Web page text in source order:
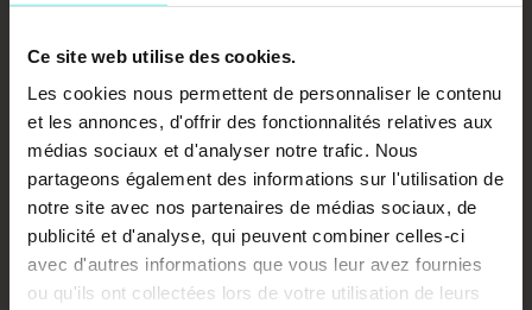
Ce site web utilise des cookies.
Les cookies nous permettent de personnaliser le contenu
et les annonces, d'offrir des fonctionnalités relatives aux
médias sociaux et d'analyser notre trafic. Nous
partageons également des informations sur l'utilisation de
notre site avec nos partenaires de médias sociaux, de
publicité et d'analyse, qui peuvent combiner celles-ci
avec d'autres informations que vous leur avez fournies
ou qu'ils ont collectées lors de votre utilisation de leurs